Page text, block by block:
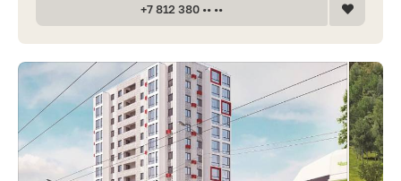
+7 812 380 •• ••